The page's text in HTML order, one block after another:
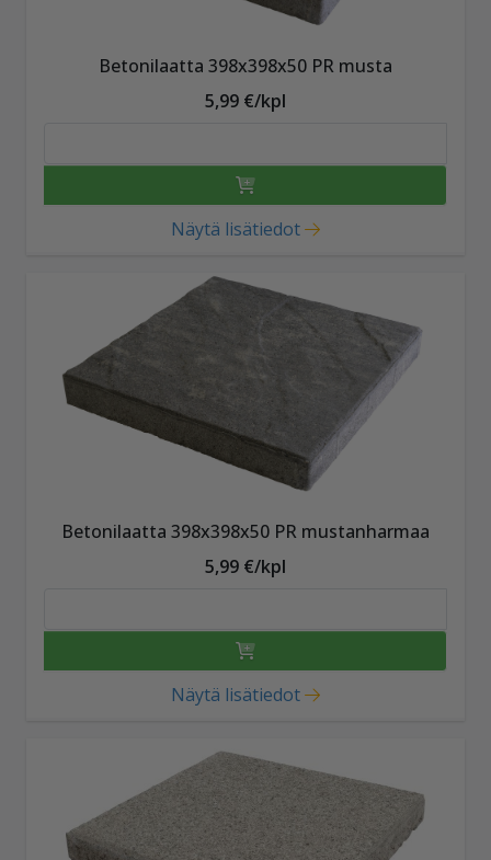
Betonilaatta 398x398x50 PR musta
5,99 €/kpl
Näytä lisätiedot
Betonilaatta 398x398x50 PR mustanharmaa
5,99 €/kpl
Näytä lisätiedot